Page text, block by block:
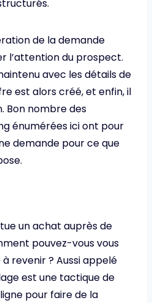
de la demande
l’attention du prospect.
avec les détails de
est alors créé, et enfin, il
Bon nombre des
énumérées ici ont pour
demande pour ce que
un achat auprès de
pouvez-vous vous
revenir ? Aussi appelé
est une tactique de
pour faire de la